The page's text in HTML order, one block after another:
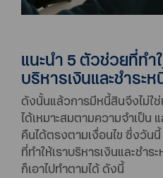
แนะนำ 5 ตัวช่วยที่ท
บริหารเงินและชำระ
ดังนั้นแล้วการมีหนี้สินจึงไม่ใ
ได้เหมาะสมตามความจำเป็น
คืนได้ตรงตามเงื่อนไข ซึ่งวันนี้
ที่ทำให้เราบริหารเงินและชำร
ก็เอาไปทำตามได้ ดังนี้